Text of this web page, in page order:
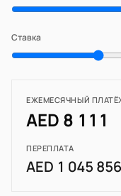
Ставка
ЕЖЕМЕСЯЧНЫЙ
AED 8 111
ПЕРЕПЛАТА
AED 1 045 856